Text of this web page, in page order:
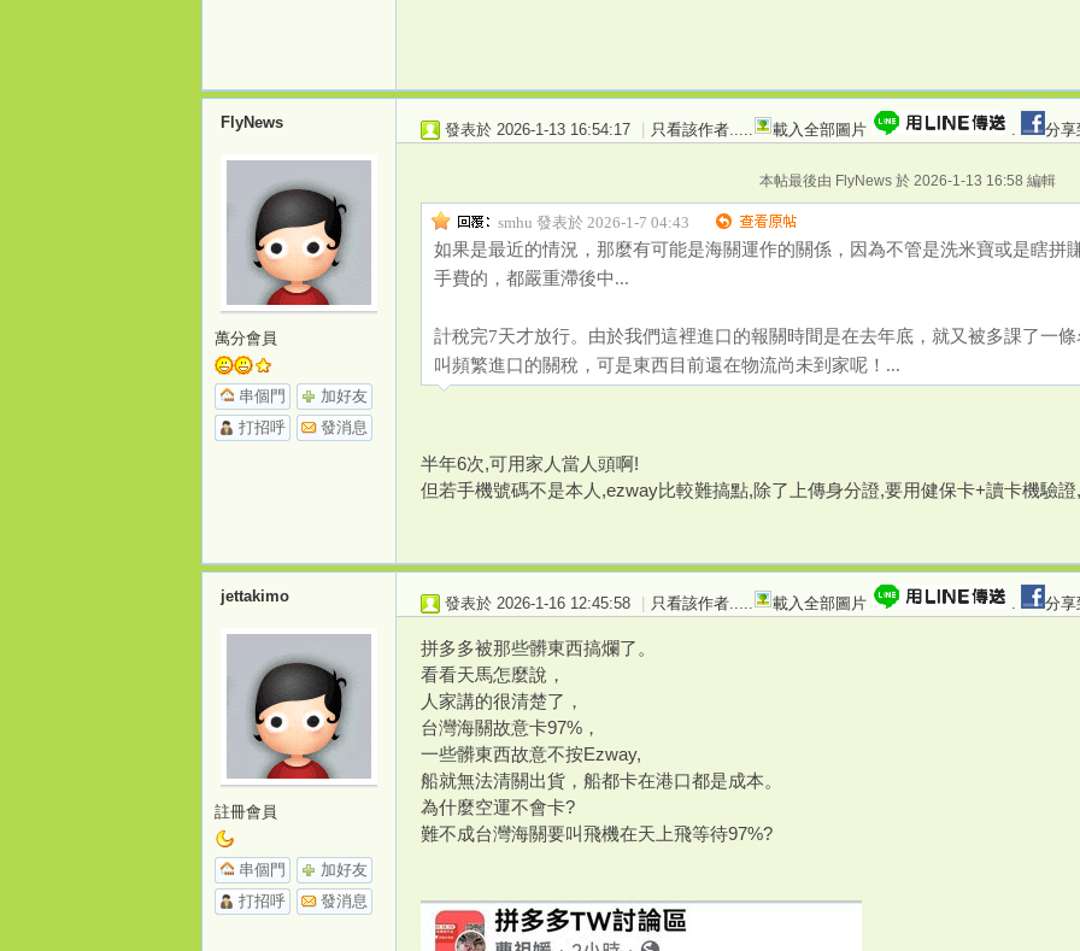
FlyNews
萬分會員
串個門
加好友
打招呼
發消息
發表於 2026-1-13 16:54:17 | 只看該作者 載入全部圖片 分享
本帖最後由 FlyNews 於 2026-1-13 16:58 編輯
smhu 發表於 2026-1-7 04:43
如果是最近的情況，那麼有可能是海關運作的關係，因為不管是洗米寶或是瞎拼
手費的，都嚴重滯後中...
計稅完7天才放行。由於我們這裡進口的報關時間是在去年底，就又被多課了一條
叫頻繁進口的關稅，可是東西目前還在物流尚未到家呢！...
半年6次,可用家人當人頭啊!
但若手機號碼不是本人,ezway比較難搞點,除了上傳身分證,要用健保卡+讀卡機驗證,
jettakimo
註冊會員
串個門
加好友
打招呼
發消息
發表於 2026-1-16 12:45:58 | 只看該作者 載入全部圖片 分享
拼多多被那些髒東西搞爛了。
看看天馬怎麼說，
人家講的很清楚了，
台灣海關故意卡97%，
一些髒東西故意不按Ezway,
船就無法清關出貨，船都卡在港口都是成本。
為什麼空運不會卡?
難不成台灣海關要叫飛機在天上飛等待97%?